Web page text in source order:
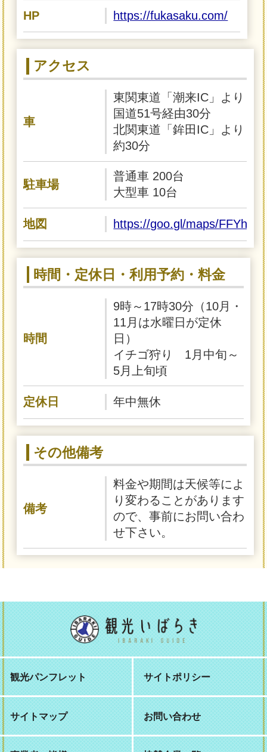
HP https://fukasaku.com/
アクセス
車
東関東道「潮来IC」より
国道51号経由30分
北関東道「鉾田IC」より
約30分
駐車場
普通車 200台
大型車 10台
地図 https://goo.gl/maps/
時間・定休日・利用予約・料金
時間
9時～17時30分（10月・
11月は水曜日が定休
日）
イチゴ狩り 1月中旬～
5月上旬頃
定休日 年中無休
その他備考
備考
料金や期間は天候等によ
り変わることがあります
ので、事前にお問い合わ
せ下さい。
観光パンフレット サイトポリシー
サイトマップ お問い合わせ